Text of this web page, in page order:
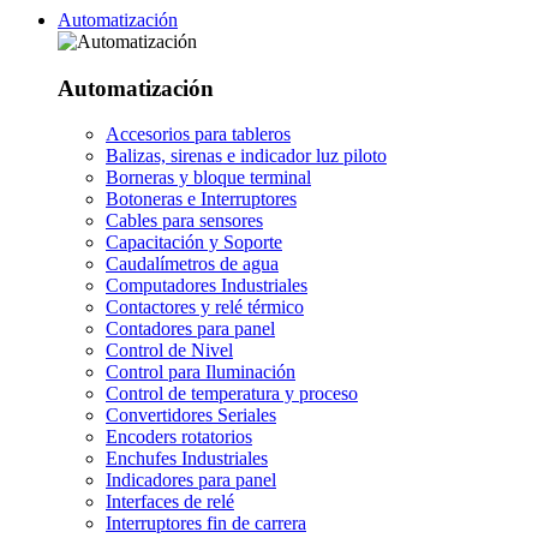
Automatización
Automatización
Accesorios para tableros
Balizas, sirenas e indicador luz piloto
Borneras y bloque terminal
Botoneras e Interruptores
Cables para sensores
Capacitación y Soporte
Caudalímetros de agua
Computadores Industriales
Contactores y relé térmico
Contadores para panel
Control de Nivel
Control para Iluminación
Control de temperatura y proceso
Convertidores Seriales
Encoders rotatorios
Enchufes Industriales
Indicadores para panel
Interfaces de relé
Interruptores fin de carrera